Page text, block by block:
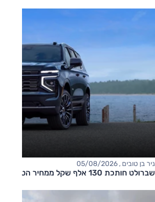
ניר בן טובים , 05/08/2026
שברולט חותכת 130 אלף שקל ממחיר הטאהו